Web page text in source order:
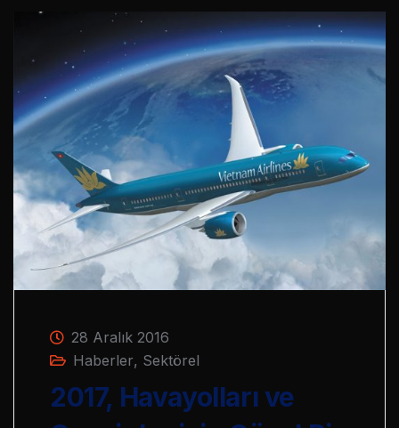
28 Aralık 2016
Haberler, Sektörel
2017, Havayolları ve